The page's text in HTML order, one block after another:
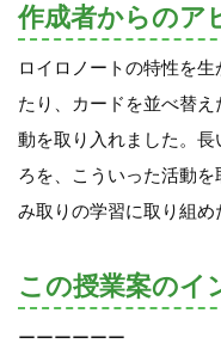
作成者からのア
ロイロノートの特性を
たり、カードを並べ替
動を取り入れました。長
ろを、こういった活動
み取りの学習に取り組め
この授業案のイ
ーーーーーー